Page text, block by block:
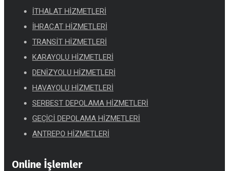
İTHALAT HİZMETLERİ
İHRACAT HİZMETLERİ
TRANSİT HİZMETLERİ
KARAYOLU HİZMETLERİ
DENİZYOLU HİZMETLERİ
HAVAYOLU HİZMETLERİ
SERBEST DEPOLAMA HİZMETLERİ
GEÇİCİ DEPOLAMA HİZMETLERİ
ANTREPO HİZMETLERİ
Online İşlemler